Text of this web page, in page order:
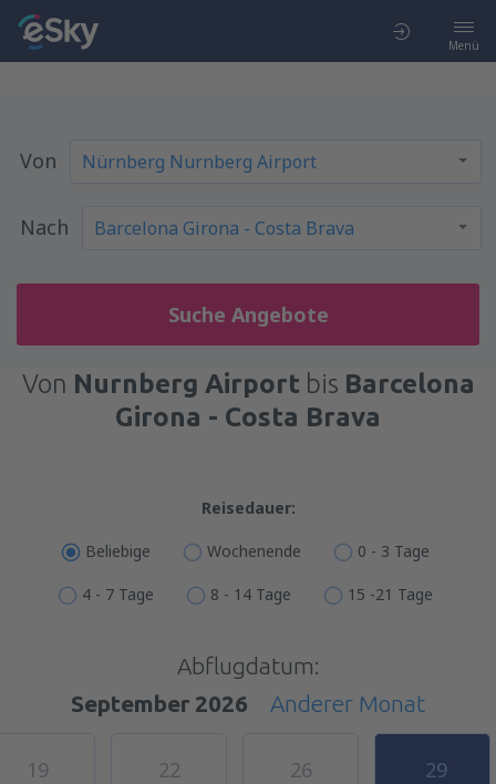
Menü
Von
Nach
Suche Angebote
Von Nurnberg Airportbis Barcelona
Girona - Costa Brava
Reisedauer:
Beliebige Wochenende 0 - 3 Tage
4 - 7 Tage 8 - 14 Tage 15 -21 Tage
Abflugdatum:
September 2026
Anderer Monat
19 22 26 29